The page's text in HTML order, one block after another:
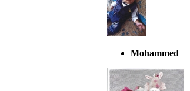
Mohammed